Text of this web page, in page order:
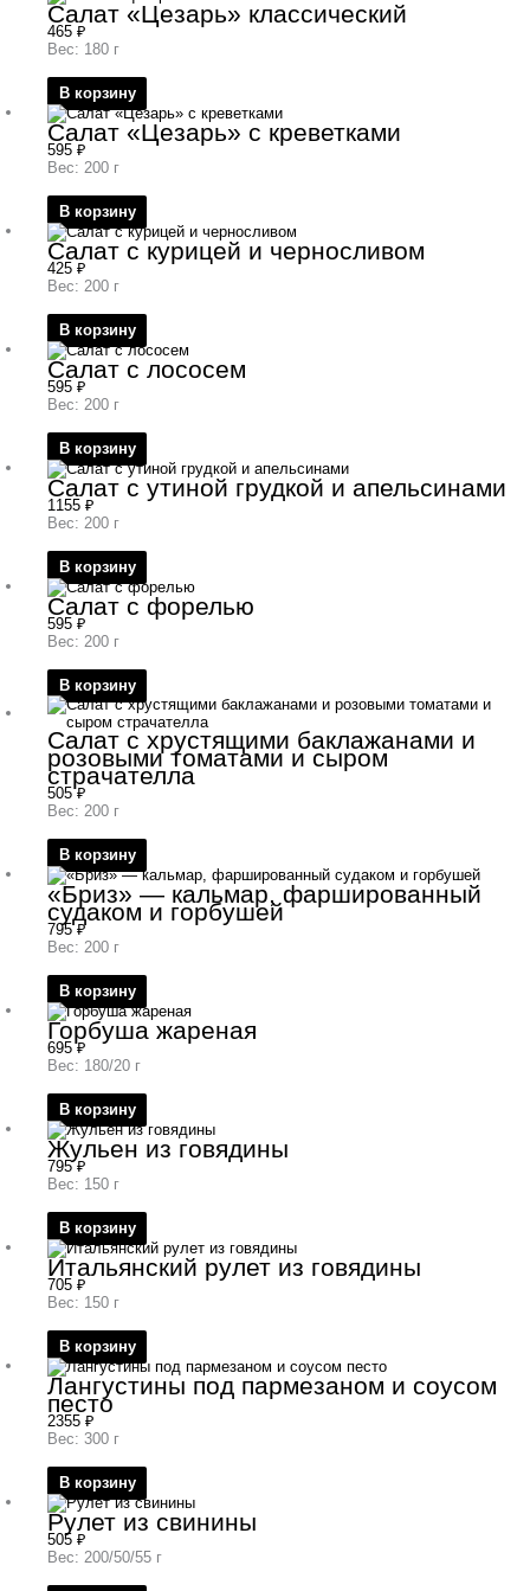
Салат «Цезарь» классический
465 ₽
Вес: 180 г
В корзину
Салат «Цезарь» с креветками
595 ₽
Вес: 200 г
В корзину
Салат с курицей и черносливом
425 ₽
Вес: 200 г
В корзину
Салат с лососем
595 ₽
Вес: 200 г
В корзину
Салат с утиной грудкой и апельсинами
1155 ₽
Вес: 200 г
В корзину
Салат с форелью
595 ₽
Вес: 200 г
В корзину
Салат с хрустящими баклажанами и
розовыми томатами и сыром
страчателла
505₽
Вес: 200 г
В корзину
«Бриз» — кальмар, фаршированный
судаком и горбушей
795₽
Вес: 200 г
В корзину
Горбуша жареная
695₽
Вес: 180/20 г
В корзину
Жульен из говядины
795₽
Вес: 150 г
В корзину
Итальянский рулет из говядины
705 ₽
Вес: 150 г
В корзину
Лангустины под пармезаном и соусом
песто
2355 ₽
Вес: 300 г
В корзину
Рулет из свинины
505 ₽
Вес: 200/50/55 г